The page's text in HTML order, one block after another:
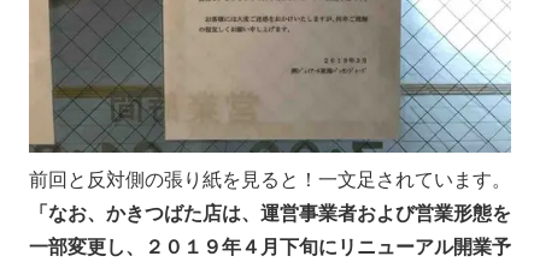
前回と反対側の張り紙を見ると！一文足されています。
「なお、かきつばた店は、運営事業者および営業形態を
一部変更し、２０１９年４月下旬にリニューアル開業予